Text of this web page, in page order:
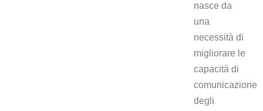
nasce da
una
necessità di
migliorare le
capacità di
comunicazione
degli